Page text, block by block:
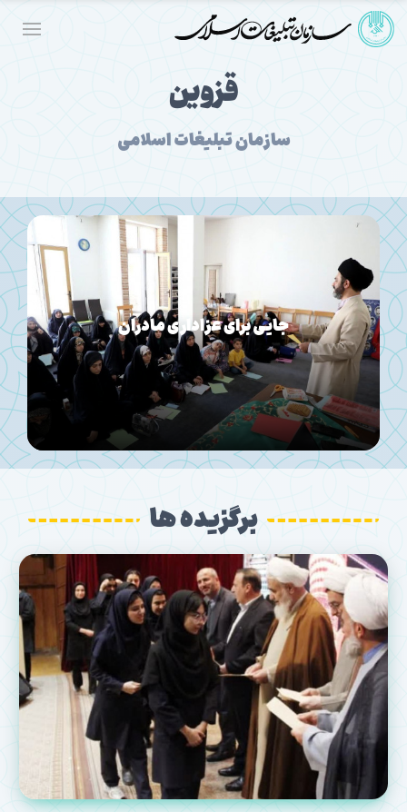
قزوین
سازمان تبلیغات اسلامی
جایی برای عزاداری مادران
برگزیده ها